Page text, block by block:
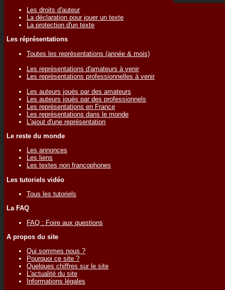
Les droits d'auteur
La déclaration pour jouer un texte
La protection d'un texte
Les réprésentations
Toutes les représentations (année & mois)
Les représentations d'amateurs à venir
Les représentations professionnelles à venir
Les auteurs joués par des amateurs
Les auteurs joués par des professionnels
Les représentations en France
Les représentations dans le monde
L'ajout d'une représentation
Le reste du monde
Les annonces
Les liens
Les textes non francophones
Les tutoriels vidéo
Tous les tutoriels
La FAQ
FAQ : Foire aux questions
A propos du site
Qui sommes nous ?
Pourquoi ce site ?
Quelques chiffres sur le site
L'actualité du site
Informations légales